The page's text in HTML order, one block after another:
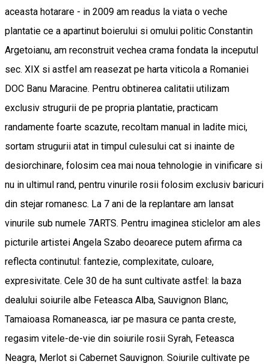
aceasta hotarare - in 2009 am readus la viata o veche
plantatie ce a apartinut boierului si omului politic Constantin
Argetoianu, am reconstruit vechea crama fondata la inceputul
sec. XIX si astfel am reasezat pe harta viticola a Romaniei
DOC Banu Maracine. Pentru obtinerea calitatii utilizam
exclusiv strugurii de pe propria plantatie, practicam
randamente foarte scazute, recoltam manual in ladite mici,
sortam strugurii atat in timpul culesului cat si inainte de
desiorchinare, folosim cea mai noua tehnologie in vinificare si
nu in ultimul rand, pentru vinurile rosii folosim exclusiv baricuri
din stejar romanesc. La 7 ani de la replantare am lansat
vinurile sub numele 7ARTS. Pentru imaginea sticlelor am ales
picturile artistei Angela Szabo deoarece putem afirma ca
reflecta continutul: fantezie, complexitate, culoare,
expresivitate. Cele 30 de ha sunt cultivate astfel: la baza
dealului soiurile albe Feteasca Alba, Sauvignon Blanc,
Tamaioasa Romaneasca, iar pe masura ce panta creste,
regasim vitele-de-vie din soiurile rosii Syrah, Feteasca
Neagra, Merlot si Cabernet Sauvignon. Soiurile cultivate pe